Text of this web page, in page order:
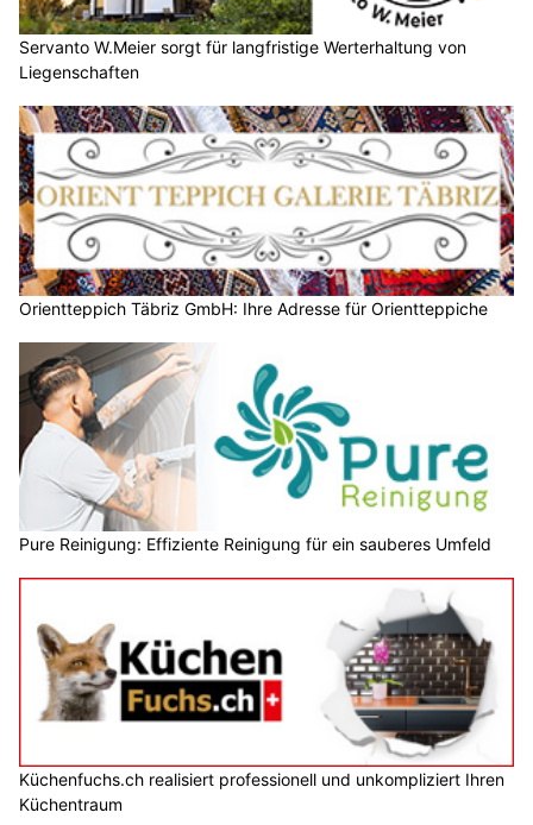
Servanto W.Meier sorgt für langfristige Werterhaltung von
Liegenschaften
Orientteppich Täbriz GmbH: Ihre Adresse für Orientteppiche
Pure Reinigung: Effiziente Reinigung für ein sauberes Umfeld
Küchenfuchs.ch realisiert professionell und unkompliziert Ihren
Küchentraum